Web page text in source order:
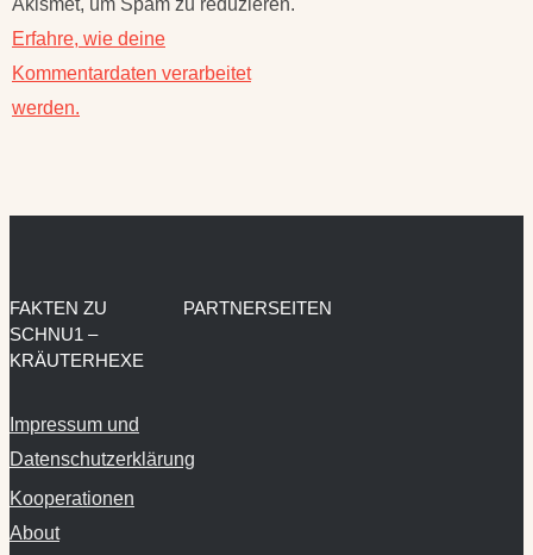
Erfahre, wie deine
Kommentardaten verarbeitet
werden.
FAKTEN ZU
SCHNU1 –
KRÄUTERHEXE
Impressum und
Datenschutzerklärung
Kooperationen
About
PARTNERSEITEN